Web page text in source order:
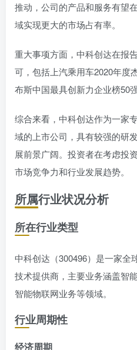
推动，公司的产品和服务有望
域实现更大的市场占有率。
重大事项方面，中科创达在报
可，包括上汽乘用车2020年度
布斯中国最具创新力企业榜50强
综合来看，中科创达作为一家
域的上市公司，具有较强的研
展前景广阔。投资者在考虑投
市场竞争力和行业发展趋势。
所属行业状况分析
所在行业类型
中科创达（300496）是一家全
技术提供商，主要业务涵盖智
智能物联网业务等领域。
行业周期性
经济周期